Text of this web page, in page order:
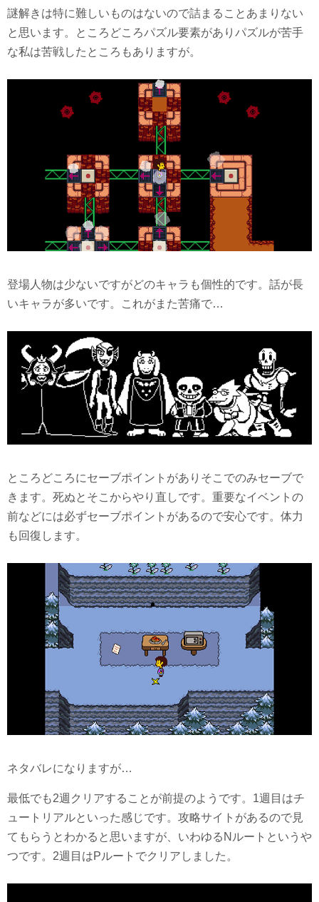
謎解きは特に難しいものはないので詰まることあまりない
と思います。ところどころパズル要素がありパズルが苦手
な私は苦戦したところもありますが。
登場人物は少ないですがどのキャラも個性的です。話が長
いキャラが多いです。これがまた苦痛で…
ところどころにセーブポイントがありそこでのみセーブで
きます。死ぬとそこからやり直しです。重要なイベントの
前などには必ずセーブポイントがあるので安心です。体力
も回復します。
ネタバレになりますが…
最低でも2週クリアすることが前提のようです。1週目はチ
ュートリアルといった感じです。攻略サイトがあるので見
てもらうとわかると思いますが、いわゆるNルートというや
つです。2週目はPルートでクリアしました。